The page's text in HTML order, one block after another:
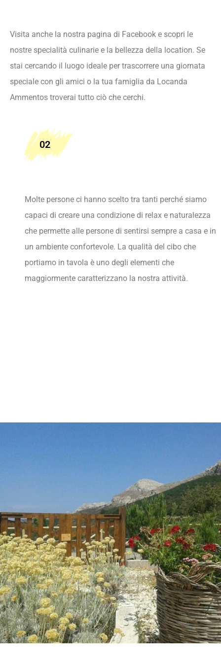
Visita anche la nostra pagina di Facebook e scopri le
nostre specialità culinarie e la bellezza della location. Se
stai cercando il luogo ideale per trascorrere una giornata
speciale con gli amici o la tua famiglia da Locanda
Ammentos troverai tutto ciò che cerchi.
02
Molte persone ci hanno scelto tra tanti perché siamo
capaci di creare una condizione di relax e naturalezza
che permette alle persone di sentirsi sempre a casa e in
un ambiente confortevole. La qualità del cibo che
portiamo in tavola è uno degli elementi che
maggiormente caratterizzano la nostra attività.